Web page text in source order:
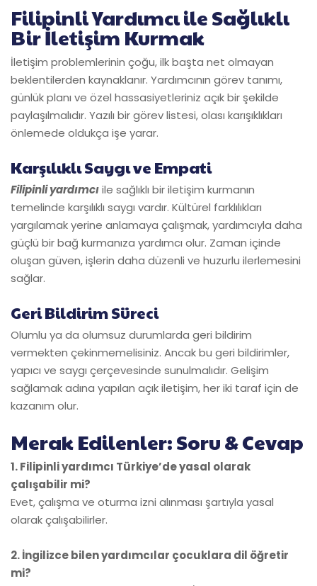
Filipinli Yardımcı ile Sağlıklı
Bir İletişim Kurmak
İletişim problemlerinin çoğu, ilk başta net olmayan
beklentilerden kaynaklanır. Yardımcının görev tanımı,
günlük planı ve özel hassasiyetleriniz açık bir şekilde
paylaşılmalıdır. Yazılı bir görev listesi, olası karışıklıkları
önlemede oldukça işe yarar.
Karşılıklı Saygı ve Empati
Filipinli yardımcıile sağlıklı bir iletişim kurmanın
temelinde karşılıklı saygı vardır. Kültürel farklılıkları
yargılamak yerine anlamaya çalışmak, yardımcıyla daha
güçlü bir bağ kurmanıza yardımcı olur. Zaman içinde
oluşan güven, işlerin daha düzenli ve huzurlu ilerlemesini
sağlar.
Geri Bildirim Süreci
Olumlu ya da olumsuz durumlarda geri bildirim
vermekten çekinmemelisiniz. Ancak bu geri bildirimler,
yapıcı ve saygı çerçevesinde sunulmalıdır. Gelişim
sağlamak adına yapılan açık iletişim, her iki taraf için de
kazanım olur.
Merak Edilenler: Soru & Cevap
1. Filipinli yardımcı Türkiye’de yasal olarak
çalışabilir mi?
Evet, çalışma ve oturma izni alınması şartıyla yasal
olarak çalışabilirler.
2. İngilizce bilen yardımcılar çocuklara dil öğretir
mi?